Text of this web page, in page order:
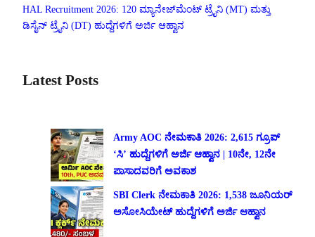
HAL Recruitment 2026: 120 ಮ್ಯಾನೇಜ್‌ಮೆಂಟ್ ಟ್ರೈನಿ (MT) ಮತ್ತು
ಡಿಸೈನ್ ಟ್ರೈನಿ (DT) ಹುದ್ದೆಗಳಿಗೆ ಅರ್ಜಿ ಆಹ್ವಾನ
Latest Posts
Army AOC ನೇಮಕಾತಿ 2026: 2,615 ಗ್ರೂಪ್
‘ಸಿ’ ಹುದ್ದೆಗಳಿಗೆ ಅರ್ಜಿ ಆಹ್ವಾನ | 10ನೇ, 12ನೇ
ಪಾಸಾದವರಿಗೆ ಅವಕಾಶ
SBI Clerk ನೇಮಕಾತಿ 2026: 1,538 ಜೂನಿಯರ್
ಅಸೋಸಿಯೇಟ್ ಹುದ್ದೆಗಳಿಗೆ ಅರ್ಜಿ ಆಹ್ವಾನ